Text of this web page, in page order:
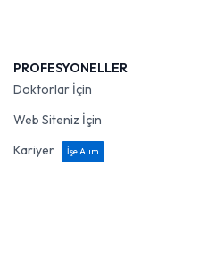
PROFESYONELLER
Doktorlar İçin
Web Siteniz İçin
Kariyer
İşe Alım